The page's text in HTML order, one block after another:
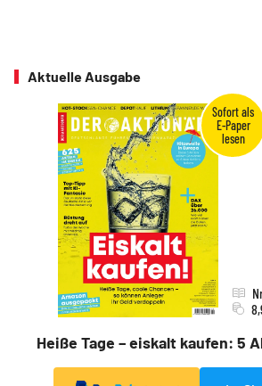
Aktuelle Ausgabe
Heiße Tage – eiskalt kaufen: 5